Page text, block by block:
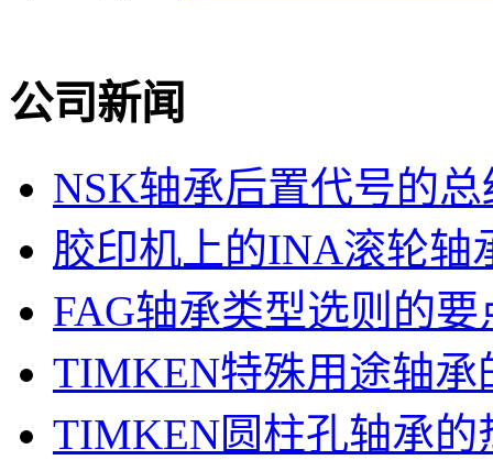
公司新闻
NSK轴承后置代号的
胶印机上的INA滚轮轴
FAG轴承类型选则的
TIMKEN特殊用途轴承
TIMKEN圆柱孔轴承的